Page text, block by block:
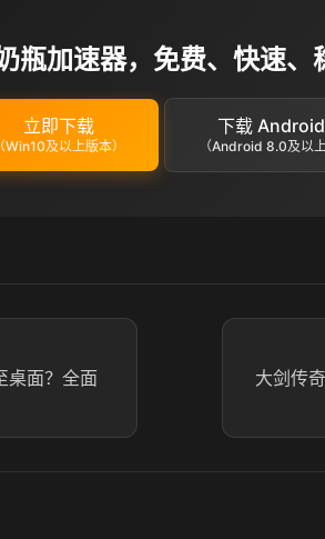
瓶加速器，免费、快速、
立即下载
（Win10及以上版本）
下载
（Android 8.0及以上
桌面？全面
大剑传